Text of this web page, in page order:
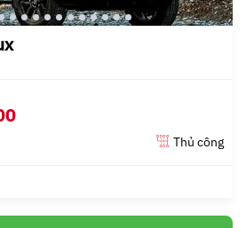
Thủ công